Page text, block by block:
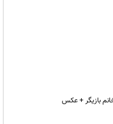
بازیگر + عکس